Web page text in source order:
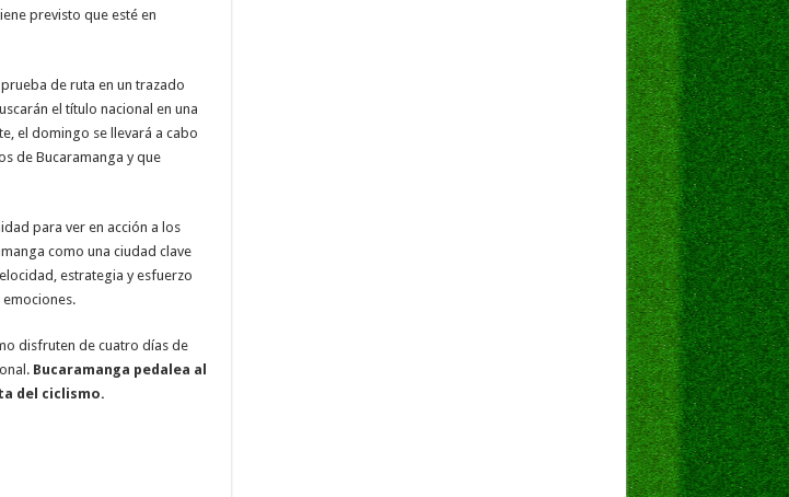
previsto que esté en
de ruta en un trazado
el título nacional en una
el domingo se llevará a cabo
de Bucaramanga y que
para ver en acción a los
como una ciudad clave
estrategia y esfuerzo
disfruten de cuatro días de
Bucaramanga pedalea al
del ciclismo.